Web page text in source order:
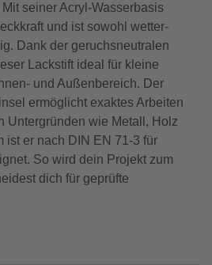
seiner Acryl-Wasserbasis
und ist sowohl wetter-
Dank der geruchsneutralen
Lackstift ideal für kleine
und Außenbereich. Der
ermöglicht exaktes Arbeiten
Untergründen wie Metall, Holz
ist er nach DIN EN 71-3 für
So wird dein Projekt zum
dich für geprüfte